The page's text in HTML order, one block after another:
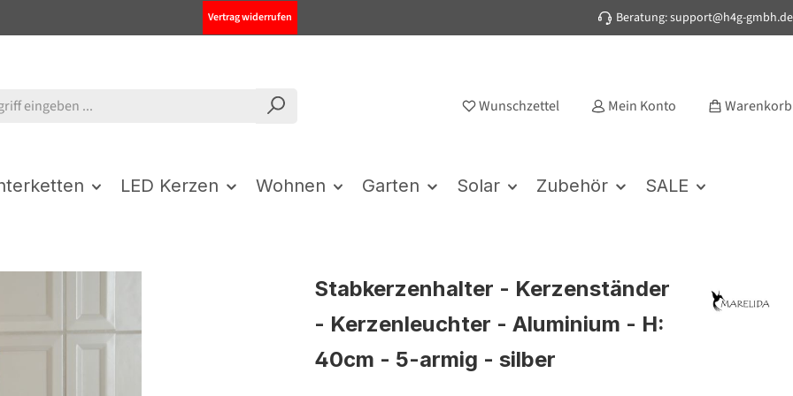
Vertrag widerrufen Beratung: support@h4g-gmbh.de
Wunschzettel Mein Konto Warenkorb
LED Kerzen Wohnen Garten Solar Zubehör SALE
Stabkerzenhalter - Kerzenständer
- Kerzenleuchter - Aluminium - H:
40cm - 5-armig - silber